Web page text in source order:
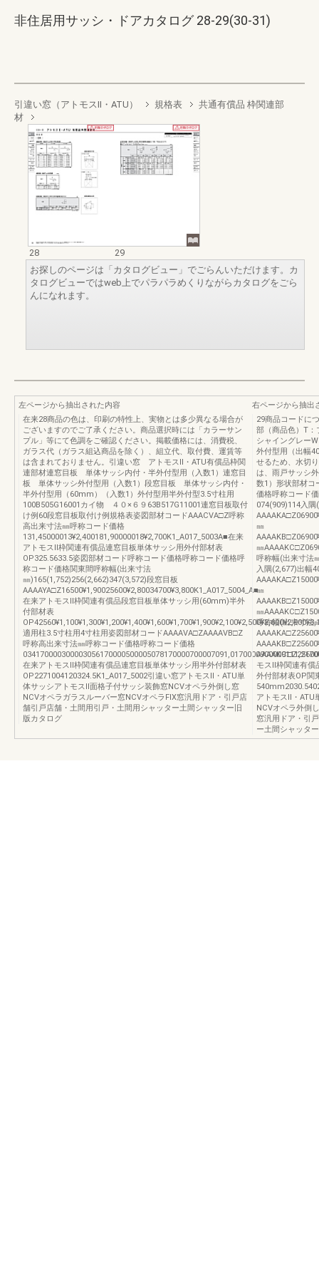
非住居用サッシ・ドアカタログ 28-29(30-31)
引違い窓（アトモスII・ATU） 規格表
共通有償品 枠関連部
材
28
29
お探しのページは「カタログビュー」でごらんいただけます。カ
タログビューではweb上でパラパラめくりながらカタログをごら
んになれます。
左ページから抽出された内容
在来28商品の色は、印刷の特性上、実物とは多少異なる場合が
ございますのでご了承ください。商品選択時には「カラーサン
プル」等にて色調をご確認ください。掲載価格には、消費税、
ガラス代（ガラス組込商品を除く）、組立代、取付費、運賃等
は含まれておりません。引違い窓 アトモスⅡ・ATU有償品枠関
連部材連窓目板 単体サッシ内付・半外付型用（入数1）連窓目
板 単体サッシ外付型用（入数1）段窓目板 単体サッシ内付・
半外付型用（60mm）（入数1）外付型用半外付型3.5寸柱用
100B505G16001カイ物 ４０×６９63B517G11001連窓目板取付
け例60段窓目板取付け例規格表姿図部材コードAAACVA□Z呼称
高出来寸法㎜呼称コード価格
131,45000013¥2,400181,90000018¥2,700K1_A017_5003A■在来
アトモスⅡ枠関連有償品連窓目板単体サッシ用外付部材表
OP325.5633.5姿図部材コード呼称コード価格呼称コード価格呼
称コード価格関東間呼称幅(出来寸法
㎜)165(1,752)256(2,662)347(3,572)段窓目板
AAAAYA□Z16500¥1,90025600¥2,80034700¥3,800K1_A017_5004_A■
在来アトモスⅡ枠関連有償品段窓目板単体サッシ用(60mm)半外
付部材表
適用柱3.5寸柱用4寸柱用姿図部材コードAAAAVA□ZAAAAVB□Z
呼称高出来寸法㎜呼称コード価格呼称コード価格
在来アトモスⅡ枠関連有償品連窓目板単体サッシ用半外付部材表
OP2271004120324.5K1_A017_5002引違い窓アトモスⅡ・ATU単
体サッシアトモスⅡ面格子付サッシ装飾窓NCVオペラ外倒し窓
NCVオペラガラスルーバー窓NCVオペラFIX窓汎用ドア・引戸店
舗引戸店舗・土間用引戸・土間用シャッター土間シャッター旧
版カタログ
右ページから抽出
29商品コードに
部（商品色）T：
シャイングレー
外付型用（出幅
せるため、水切
は、雨戸サッシ
数1）形状部材コ
価格呼称コード
074(909)114入
㎜
㎜
呼称幅(出来寸法
入隅(2,677)出幅
㎜
㎜
呼称幅(出来寸法
モスⅡ枠関連有
外付部材表OP関
アトモスⅡ・ATU
NCVオペラ外倒
窓汎用ドア・引
ー土間シャッタ